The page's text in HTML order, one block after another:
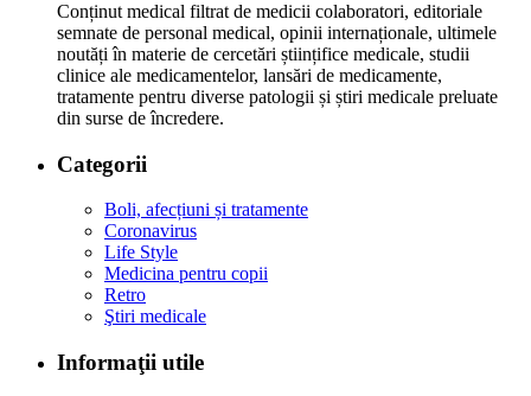
Conținut medical filtrat de medicii colaboratori, editoriale
semnate de personal medical, opinii internaționale, ultimele
noutăți în materie de cercetări științifice medicale, studii
clinice ale medicamentelor, lansări de medicamente,
tratamente pentru diverse patologii și știri medicale preluate
din surse de încredere.
Categorii
Boli, afecțiuni și tratamente
Coronavirus
Life Style
Medicina pentru copii
Retro
Ştiri medicale
Informaţii utile